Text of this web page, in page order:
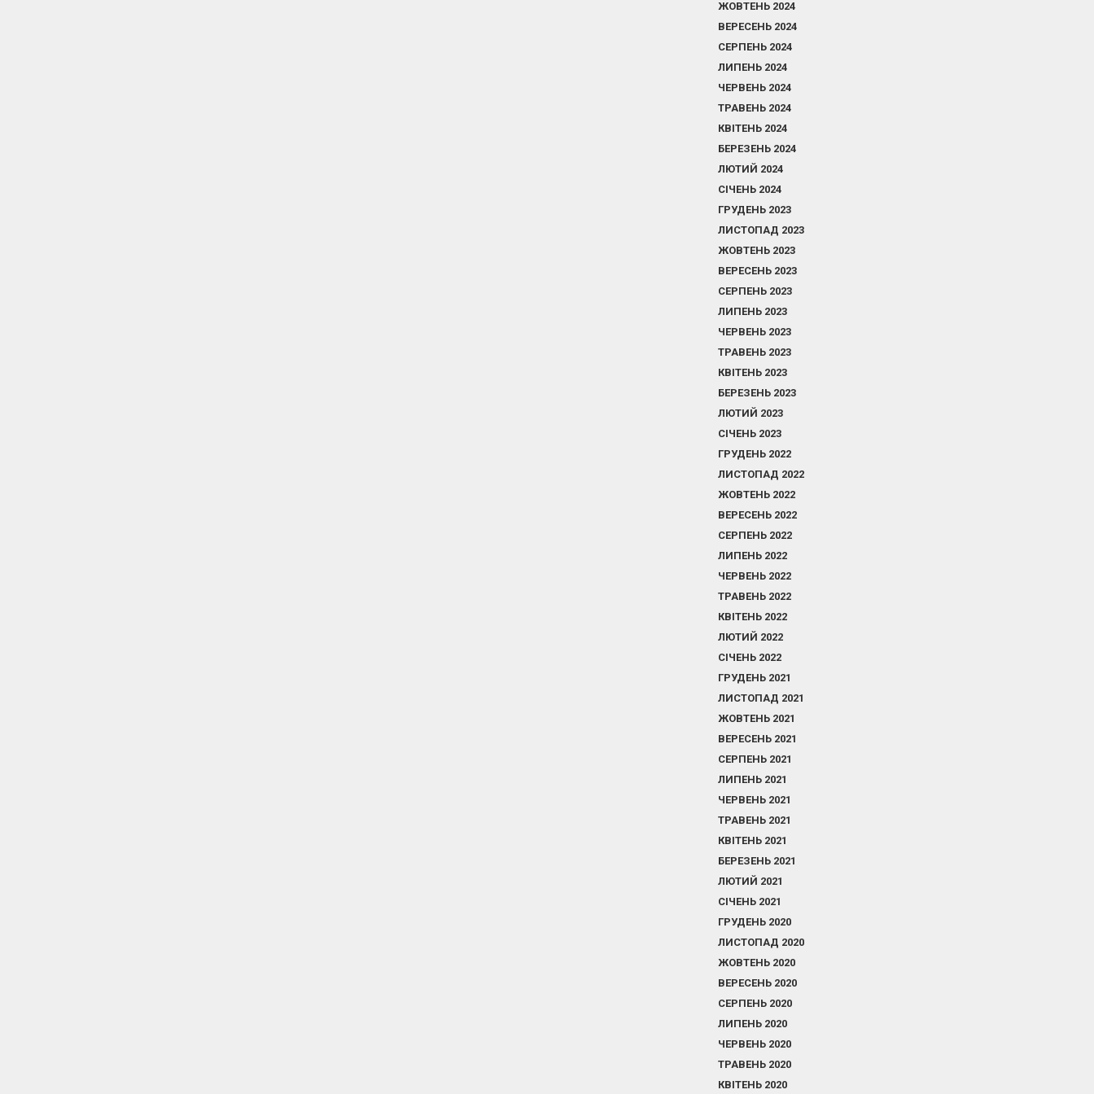
ЖОВТЕНЬ 2024
ВЕРЕСЕНЬ 2024
СЕРПЕНЬ 2024
ЛИПЕНЬ 2024
ЧЕРВЕНЬ 2024
ТРАВЕНЬ 2024
КВІТЕНЬ 2024
БЕРЕЗЕНЬ 2024
ЛЮТИЙ 2024
СІЧЕНЬ 2024
ГРУДЕНЬ 2023
ЛИСТОПАД 2023
ЖОВТЕНЬ 2023
ВЕРЕСЕНЬ 2023
СЕРПЕНЬ 2023
ЛИПЕНЬ 2023
ЧЕРВЕНЬ 2023
ТРАВЕНЬ 2023
КВІТЕНЬ 2023
БЕРЕЗЕНЬ 2023
ЛЮТИЙ 2023
СІЧЕНЬ 2023
ГРУДЕНЬ 2022
ЛИСТОПАД 2022
ЖОВТЕНЬ 2022
ВЕРЕСЕНЬ 2022
СЕРПЕНЬ 2022
ЛИПЕНЬ 2022
ЧЕРВЕНЬ 2022
ТРАВЕНЬ 2022
КВІТЕНЬ 2022
ЛЮТИЙ 2022
СІЧЕНЬ 2022
ГРУДЕНЬ 2021
ЛИСТОПАД 2021
ЖОВТЕНЬ 2021
ВЕРЕСЕНЬ 2021
СЕРПЕНЬ 2021
ЛИПЕНЬ 2021
ЧЕРВЕНЬ 2021
ТРАВЕНЬ 2021
КВІТЕНЬ 2021
БЕРЕЗЕНЬ 2021
ЛЮТИЙ 2021
СІЧЕНЬ 2021
ГРУДЕНЬ 2020
ЛИСТОПАД 2020
ЖОВТЕНЬ 2020
ВЕРЕСЕНЬ 2020
СЕРПЕНЬ 2020
ЛИПЕНЬ 2020
ЧЕРВЕНЬ 2020
ТРАВЕНЬ 2020
КВІТЕНЬ 2020